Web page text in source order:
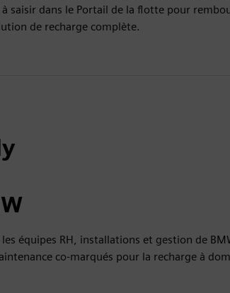
saisir dans le Portail de la flotte pour
de recharge complète.
équipes RH, installations et gestion de
co-marqués pour la recharge à